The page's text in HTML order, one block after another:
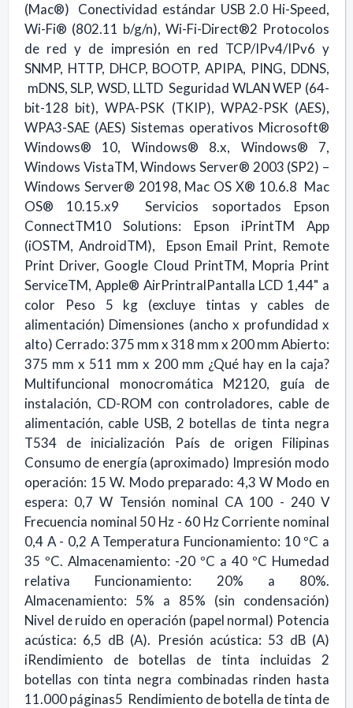
(Mac®) Conectividad estándar USB 2.0 Hi-Speed,
Wi-Fi® (802.11 b/g/n), Wi-Fi-Direct®2 Protocolos
de red y de impresión en red TCP/IPv4/IPv6 y
SNMP, HTTP, DHCP, BOOTP, APIPA, PING, DDNS,
mDNS, SLP, WSD, LLTD Seguridad WLAN WEP (64-
bit-128 bit), WPA-PSK (TKIP), WPA2-PSK (AES),
WPA3-SAE (AES) Sistemas operativos Microsoft®
Windows® 10, Windows® 8.x, Windows® 7,
Windows VistaTM, Windows Server® 2003 (SP2) –
Windows Server® 20198, Mac OS X® 10.6.8 Mac
OS® 10.15.x9 Servicios soportados Epson
ConnectTM10 Solutions: Epson iPrintTM App
(iOSTM, AndroidTM), Epson Email Print, Remote
Print Driver, Google Cloud PrintTM, Mopria Print
ServiceTM, Apple® AirPrintralPantalla LCD 1,44" a
color Peso 5 kg (excluye tintas y cables de
alimentación) Dimensiones (ancho x profundidad x
alto) Cerrado: 375 mm x 318 mm x 200 mm Abierto:
375 mm x 511 mm x 200 mm ¿Qué hay en la caja?
Multifuncional monocromática M2120, guía de
instalación, CD-ROM con controladores, cable de
alimentación, cable USB, 2 botellas de tinta negra
T534 de inicialización País de origen Filipinas
Consumo de energía (aproximado) Impresión modo
operación: 15 W. Modo preparado: 4,3 W Modo en
espera: 0,7 W Tensión nominal CA 100 - 240 V
Frecuencia nominal 50 Hz - 60 Hz Corriente nominal
0,4 A - 0,2 A Temperatura Funcionamiento: 10 ºC a
35 ºC. Almacenamiento: -20 ºC a 40 ºC Humedad
relativa Funcionamiento: 20% a 80%.
Almacenamiento: 5% a 85% (sin condensación)
Nivel de ruido en operación (papel normal) Potencia
acústica: 6,5 dB (A). Presión acústica: 53 dB (A)
iRendimiento de botellas de tinta incluidas 2
botellas con tinta negra combinadas rinden hasta
11.000 páginas5 Rendimiento de botella de tinta de